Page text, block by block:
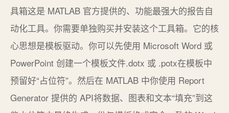
具箱这是 MATLAB 官方提供的、功能最强大的报告自
动化工具。你需要单独购买并安装这个工具箱。它的核
心思想是模板驱动。你可以先使用 Microsoft Word 或
PowerPoint 创建一个模板文件.dotx 或 .potx在模板中
预留好“占位符”。然后在 MATLAB 中你使用 Report
Generator 提供的 API将数据、图表和文本“填充”到这